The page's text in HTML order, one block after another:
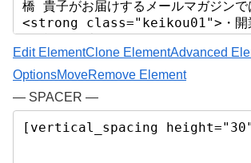
Edit ElementClone ElementAdvanced
OptionsMoveRemove Element
— SPACER —